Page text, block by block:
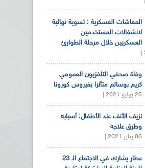
المعاشات العسكرية : تسوية نهائية
لانشغالات المستخدمين
العسكريين خلال مرحلة الطوارئ
وفاة صحفي التلفزيون العمومي
كريم بوسالم متأثرا بفيروس كورونا
25 يوليو 2021 |
نزيف الأنف عند الأطفال: أسبابه
وطرق علاجه
05 يناير 2021 |
عطار يشارك في الاجتماع الـ 23